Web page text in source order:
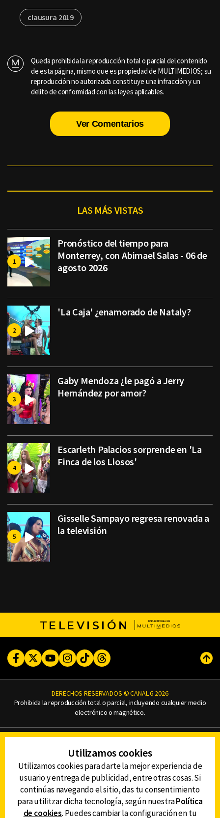
clausura 2019
Queda prohibida la reproducción total o parcial del contenido
de esta página, mismo que es propiedad de MULTIMEDIOS; su
reproducción no autorizada constituye una infracción y un
delito de conformidad con las leyes aplicables.
Ver Comentarios
LAS MÁS VISTAS
Pronóstico del tiempo para
Monterrey, con Abimael Salas - 06 de
agosto 2026
'La Caja' ¿enamorado de Nataly?
Gaby Mendoza ¿le pagó a Jerry
Hernández por amor?
Escarleth Palacios sorprende en 'La
Finca de los Liosos'
Gisselle Sampayo regresa renovada a
la televisión
TELEVISIÓN
FacebookTwitterYoutubeInstagram
TikTokThreads
DERECHOS RESERVADOS © CANAL 6 2026
Prohibida la reproducción total o parcial, incluyendo cualquier medio
electrónico o magnético.
AVISO DE PRIVACIDAD
AVISO LEGAL
DEFENSORÍA DE LAS AUDIENCIAS
Utilizamos cookies
Utilizamos cookies para darte la mejor experiencia de
usuario y entrega de publicidad, entre otras cosas. Si
continúas navegando el sitio, das tu consentimiento
para utilitzar dicha tecnología, según nuestraPolítica
de cookies. Puedes cambiar la configuración en tu